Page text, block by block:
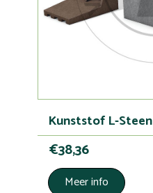
Kunststof L-Steen
€38,36
Meer info